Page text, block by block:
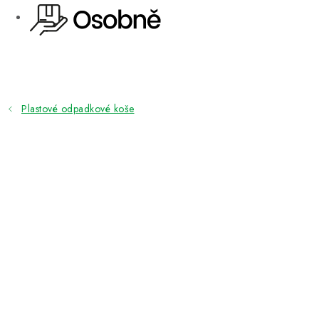
Plastové odpadkové koše